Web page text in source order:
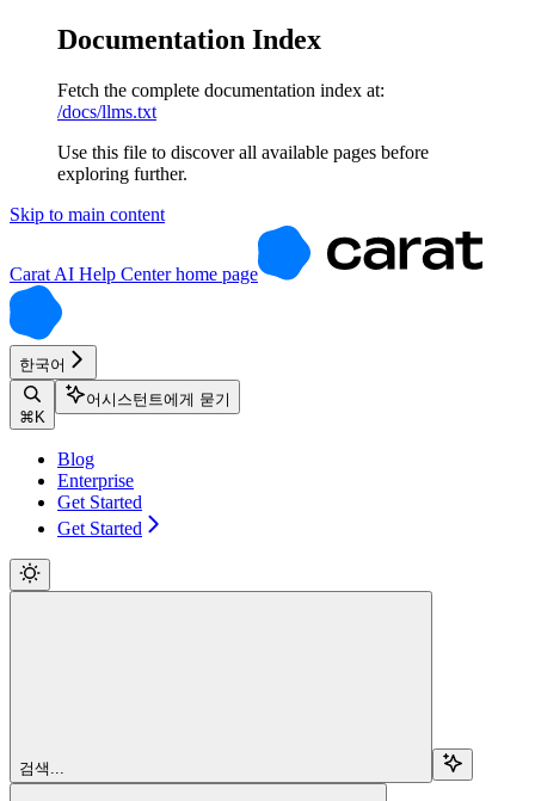
Documentation Index
Fetch the complete documentation index at:
/docs/llms.txt
Use this file to discover all available pages before
exploring further.
Skip to main content
Carat AI Help Centerhome page
한국어
⌘ K
어시스턴트에게 묻기
Blog
Enterprise
Get Started
Get Started
검색...